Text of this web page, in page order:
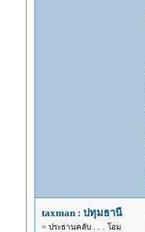
taxman : ปทุมธานี
= ประธานคลับ . . . โอม